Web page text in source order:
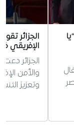
الجزائر
الإفريقي
الجزائر
والأمن
وتعزيز